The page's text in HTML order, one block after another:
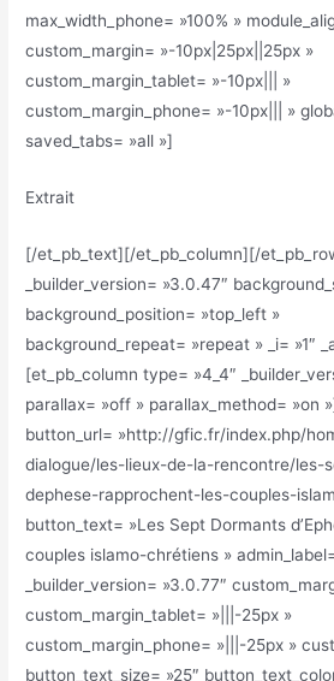
max_width_phone= »100% »
custom_margin= »-10px|25px||25px »
custom_margin_tablet= »-10px||| »
custom_margin_phone= »-10px||| »
saved_tabs= »all »]
Extrait
[/et_pb_text][/et_pb_column][/
_builder_version= »3.0.47″
background_position= »top_left »
background_repeat= »repeat » _i= »1″
[et_pb_column type= »4_4″
parallax= »off » parallax_method= »on
button_url= »http://gfic.fr/index.php/
dialogue/les-lieux-de-la-rencontre/les-
dephese-rapprochent-les-couples-
button_text= »Les Sept Dormants
couples islamo-chrétiens »
_builder_version= »3.0.77″
custom_margin_tablet= »|||-25px »
custom_margin_phone= »|||-25px »
button_text_size= »25″